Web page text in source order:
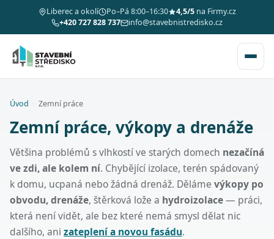
Liberec a okolí Po–Pá 8:00–16:30 4,5/5na Firmy.cz
+420 727 828 737
info@stavebnistredisko.cz
Úvod Zemní práce
Zemní práce, výkopy a drenáže
Většina problémů s vlhkostí ve starých domech nezačíná
ve zdi, ale kolem ní. Chybějící izolace, terén spádovaný
k domu, ucpaná nebo žádná drenáž. Děláme výkopy po
obvodu, drenáže, štěrková lože a hydroizolace— práci,
která není vidět, ale bez které nemá smysl dělat nic
dalšího, ani zateplení a novou fasádu.